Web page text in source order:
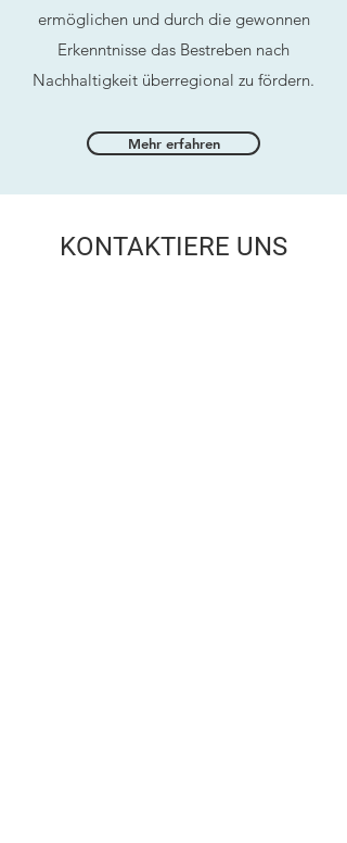
ermöglichen und durch die gewonnen
Erkenntnisse das Bestreben nach
Nachhaltigkeit überregional zu fördern.
Mehr erfahren
KONTAKTIERE UNS